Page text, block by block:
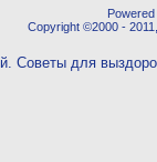
Copyright ©2000 -
Советы для